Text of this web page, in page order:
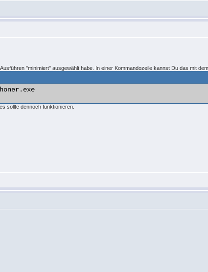
"minimiert" ausgewählt habe. In einer Kommandozeile kannst Du das mit
sollte dennoch funktionieren.